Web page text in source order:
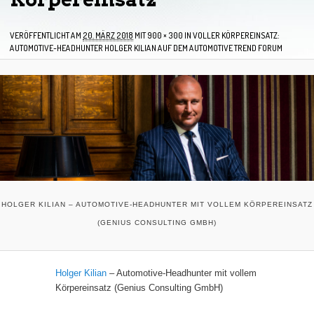
VERÖFFENTLICHT AM 20. MÄRZ 2018 MIT900 × 300 IN VOLLER KÖRPEREINSATZ:
AUTOMOTIVE-HEADHUNTER HOLGER KILIAN AUF DEM AUTOMOTIVE TREND FORUM
HOLGER KILIAN – AUTOMOTIVE-HEADHUNTER MIT VOLLEM KÖRPEREINSATZ
(GENIUS CONSULTING GMBH)
Holger Kilian – Automotive-Headhunter mit vollem
Körpereinsatz (Genius Consulting GmbH)